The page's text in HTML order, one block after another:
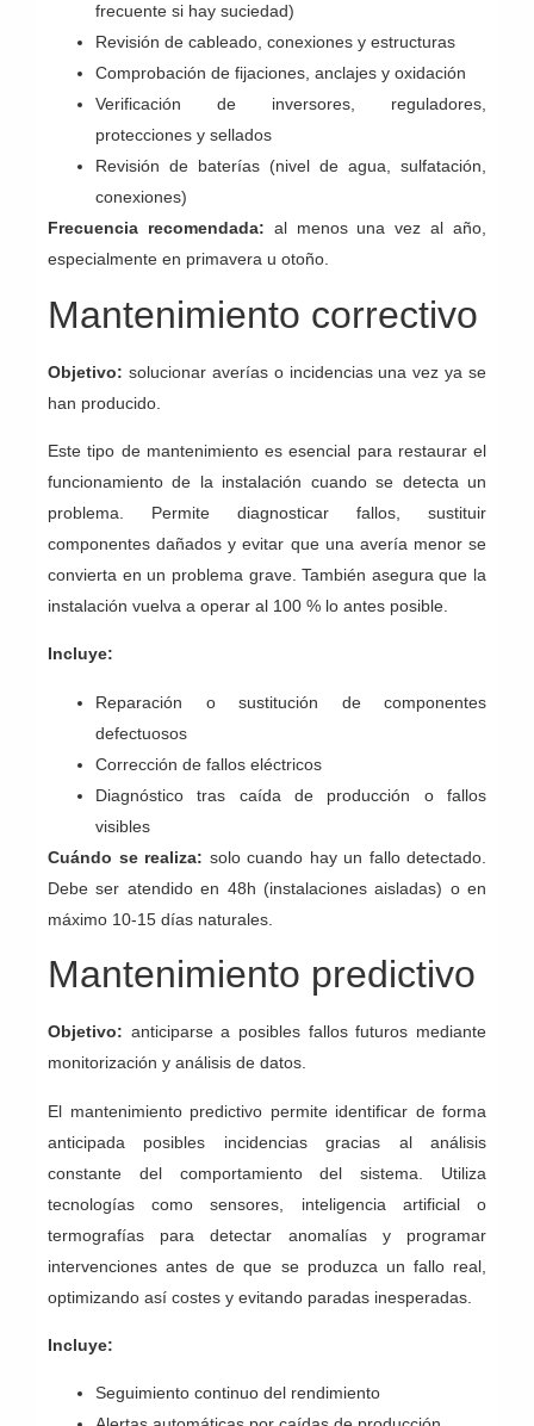
frecuente si hay suciedad)
Revisión de cableado, conexiones y estructuras
Comprobación de fijaciones, anclajes y oxidación
Verificación de inversores, reguladores,
protecciones y sellados
Revisión de baterías (nivel de agua, sulfatación,
conexiones)
Frecuencia recomendada: al menos una vez al año,
especialmente en primavera u otoño.
Mantenimiento correctivo
Objetivo: solucionar averías o incidencias una vez ya se
han producido.
Este tipo de mantenimiento es esencial para restaurar el
funcionamiento de la instalación cuando se detecta un
problema. Permite diagnosticar fallos, sustituir
componentes dañados y evitar que una avería menor se
convierta en un problema grave. También asegura que la
instalación vuelva a operar al 100 % lo antes posible.
Incluye:
Reparación o sustitución de componentes
defectuosos
Corrección de fallos eléctricos
Diagnóstico tras caída de producción o fallos
visibles
Cuándo se realiza: solo cuando hay un fallo detectado.
Debe ser atendido en 48h (instalaciones aisladas) o en
máximo 10-15 días naturales.
Mantenimiento predictivo
Objetivo: anticiparse a posibles fallos futuros mediante
monitorización y análisis de datos.
El mantenimiento predictivo permite identificar de forma
anticipada posibles incidencias gracias al análisis
constante del comportamiento del sistema. Utiliza
tecnologías como sensores, inteligencia artificial o
termografías para detectar anomalías y programar
intervenciones antes de que se produzca un fallo real,
optimizando así costes y evitando paradas inesperadas.
Incluye:
Seguimiento continuo del rendimiento